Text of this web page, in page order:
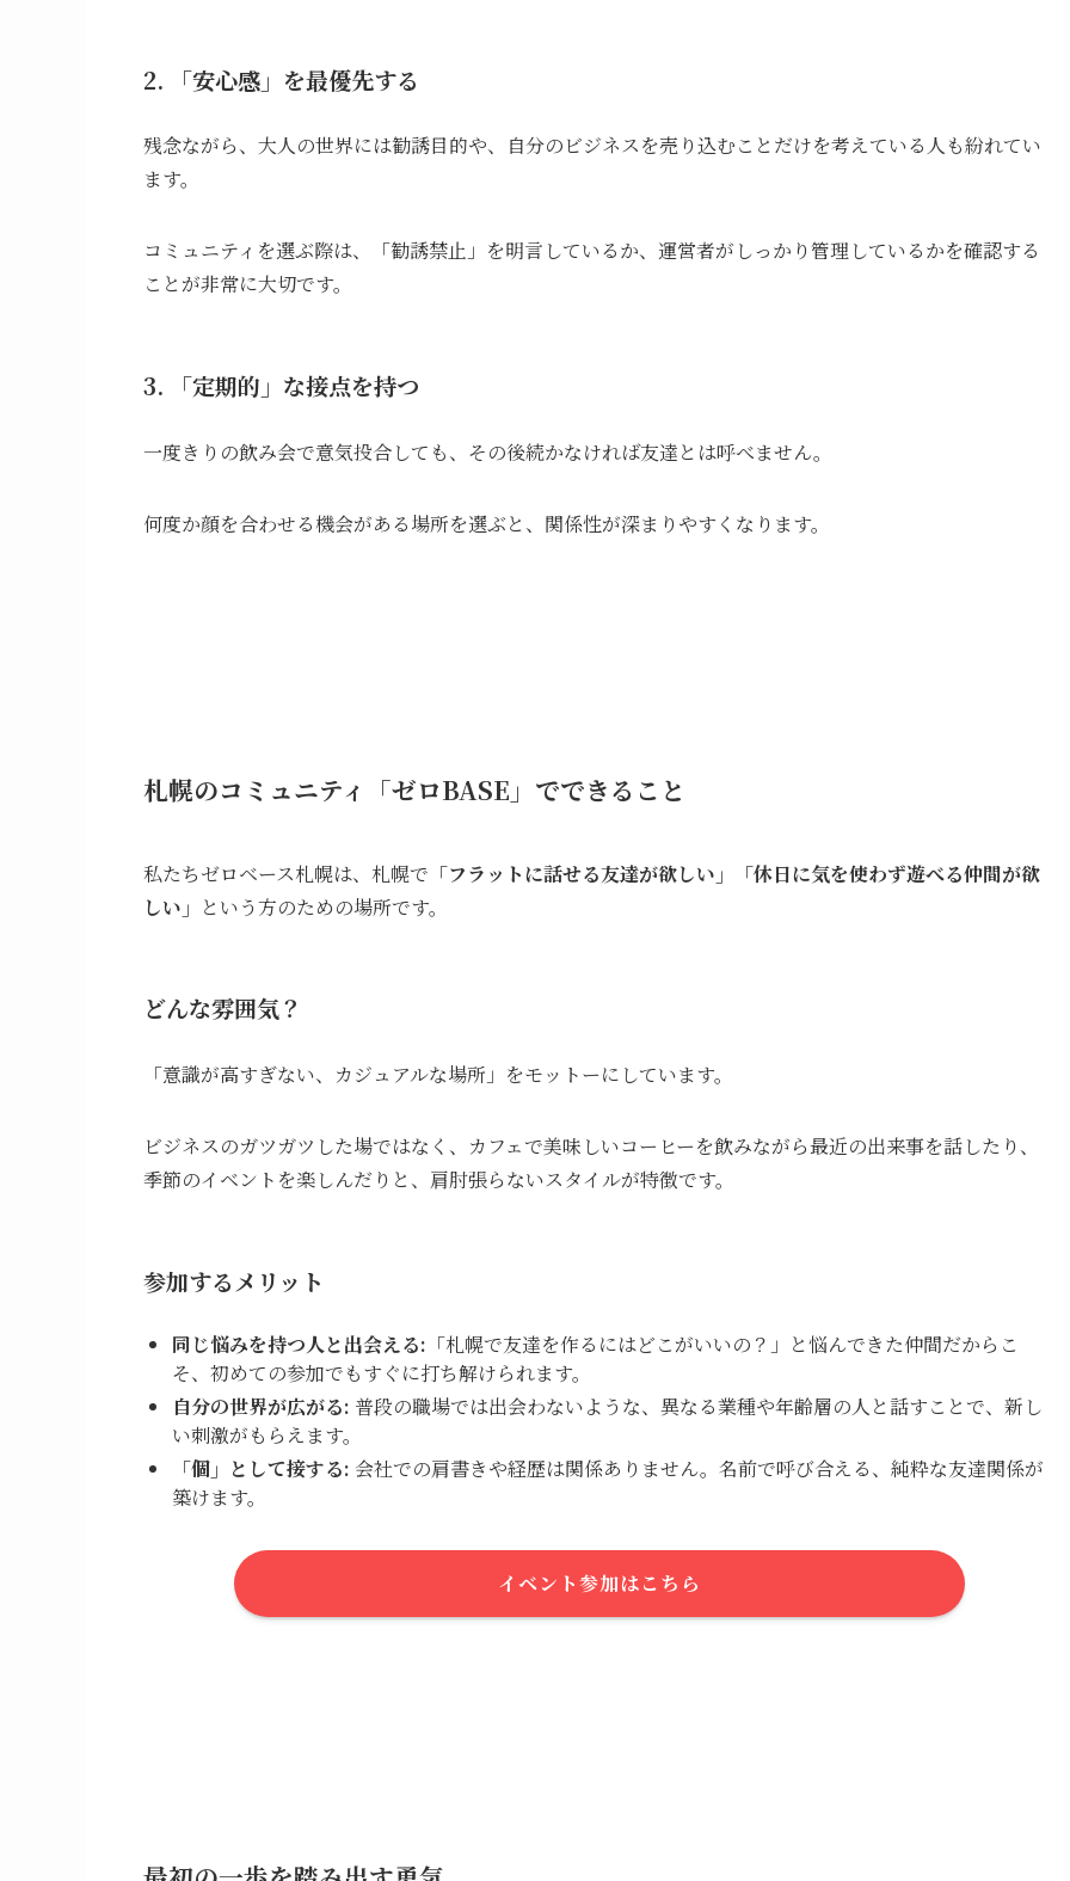
2. 「安心感」を最優先する
残念ながら、大人の世界には勧誘目的や、自分のビジネスを売り込むことだけを考えている人も紛れてい
ます。
コミュニティを選ぶ際は、「勧誘禁止」を明言しているか、運営者がしっかり管理しているかを確認する
ことが非常に大切です。
3. 「定期的」な接点を持つ
一度きりの飲み会で意気投合しても、その後続かなければ友達とは呼べません。
何度か顔を合わせる機会がある場所を選ぶと、関係性が深まりやすくなります。
札幌のコミュニティ「ゼロBASE」でできること
私たちゼロベース札幌は、札幌で 「フラットに話せる友達が欲しい」「休日に気を使わず遊べる仲間が欲
しい」 という方のための場所です。
どんな雰囲気？
「意識が高すぎない、カジュアルな場所」をモットーにしています。
ビジネスのガツガツした場ではなく、カフェで美味しいコーヒーを飲みながら最近の出来事を話したり、
季節のイベントを楽しんだりと、肩肘張らないスタイルが特徴です。
参加するメリット
同じ悩みを持つ人と出会える: 「札幌で友達を作るにはどこがいいの？」と悩んできた仲間だからこ
そ、初めての参加でもすぐに打ち解けられます。
自分の世界が広がる: 普段の職場では出会わないような、異なる業種や年齢層の人と話すことで、新し
い刺激がもらえます。
「個」として接する: 会社での肩書きや経歴は関係ありません。名前で呼び合える、純粋な友達関係が
築けます。
イベント参加はこちら